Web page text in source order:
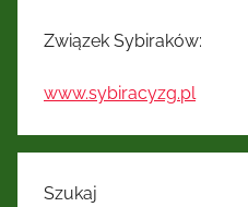
Związek Sybiraków:
www.sybiracyzg.pl
Szukaj